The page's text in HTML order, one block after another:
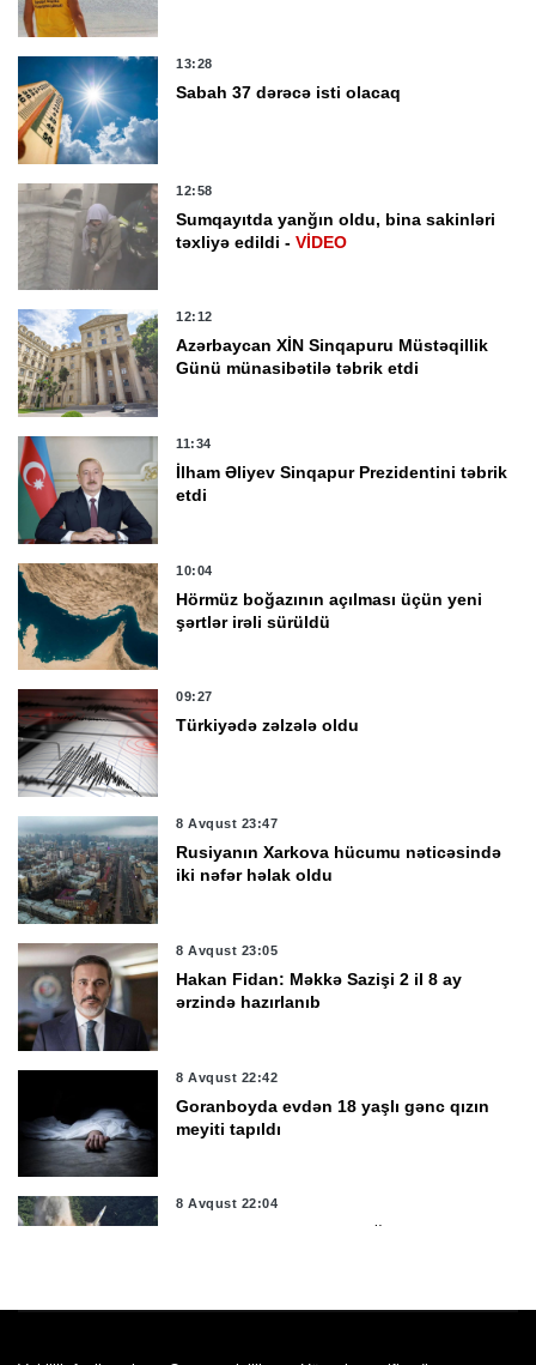
13:28
Sabah 37 dərəcə isti olacaq
12:58
Sumqayıtda yanğın oldu, bina sakinləri
təxliyə edildi -VİDEO
12:12
Azərbaycan XİN Sinqapuru Müstəqillik
Günü münasibətilə təbrik etdi
11:34
İlham Əliyev Sinqapur Prezidentini təbrik
etdi
10:04
Hörmüz boğazının açılması üçün yeni
şərtlər irəli sürüldü
09:27
Türkiyədə zəlzələ oldu
8 Avqust 23:47
Rusiyanın Xarkova hücumu nəticəsində
iki nəfər həlak oldu
8 Avqust 23:05
Hakan Fidan: Məkkə Sazişi 2 il 8 ay
ərzində hazırlanıb
8 Avqust 22:42
Goranboyda evdən 18 yaşlı gənc qızın
meyiti tapıldı
8 Avqust 22:04
Türkiyə inventarındakı ağır silahları